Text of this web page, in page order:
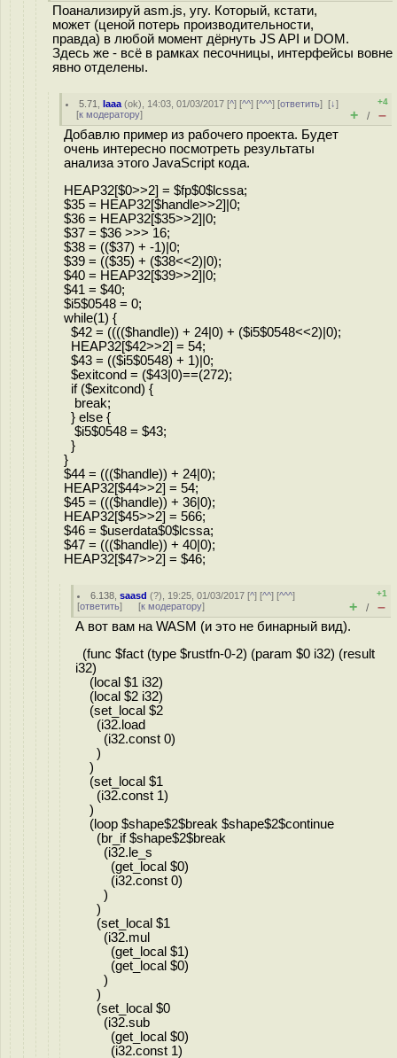
Поанализируй asm.js, угу. Который, кстати,
может (ценой потерь производительности,
правда) в любой момент дёрнуть JS API и DOM.
Здесь же - всё в рамках песочницы, интерфейсы вовне
явно отделены.
5.71 ,Iaaa (ok), 14:03, 01/03/2017 [^] [^^] [^^^] [ответить][↓]
[к модератору]
+4
+ / –
Добавлю пример из рабочего проекта. Будет
очень интересно посмотреть результаты
анализа этого JavaScript кода.
HEAP32[$0>>2] = $fp$0$lcssa;
$35 = HEAP32[$handle>>2]|0;
$36 = HEAP32[$35>>2]|0;
$37 = $36 >>> 16;
$38 = (($37) + -1)|0;
$39 = (($35) + ($38<<2)|0);
$40 = HEAP32[$39>>2]|0;
$41 = $40;
$i5$0548 = 0;
while(1) {
$42 = (((($handle)) + 24|0) + ($i5$0548<<2)|0);
HEAP32[$42>>2] = 54;
$43 = (($i5$0548) + 1)|0;
$exitcond = ($43|0)==(272);
if ($exitcond) {
break;
} else {
$i5$0548 = $43;
}
}
$44 = ((($handle)) + 24|0);
HEAP32[$44>>2] = 54;
$45 = ((($handle)) + 36|0);
HEAP32[$45>>2] = 566;
$46 = $userdata$0$lcssa;
$47 = ((($handle)) + 40|0);
HEAP32[$47>>2] = $46;
6.138 ,saasd (?), 19:25, 01/03/2017 [^] [^^] [^^^]
[ответить] [к модератору]
+1
+ / –
А вот вам на WASM (и это не бинарный вид).
(func $fact (type $rustfn-0-2) (param $0 i32) (result
i32)
(local $1 i32)
(local $2 i32)
(set_local $2
(i32.load
(i32.const 0)
)
)
(set_local $1
(i32.const 1)
)
(loop $shape$2$break $shape$2$continue
(br_if $shape$2$break
(i32.le_s
(get_local $0)
(i32.const 0)
)
)
(set_local $1
(i32.mul
(get_local $1)
(get_local $0)
)
)
(set_local $0
(i32.sub
(get_local $0)
(i32.const 1)